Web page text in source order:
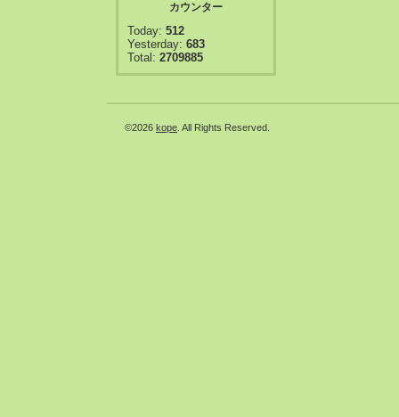
カウンター
Today: 512
Yesterday: 683
Total: 2709885
©2026 kope . All Rights Reserved.